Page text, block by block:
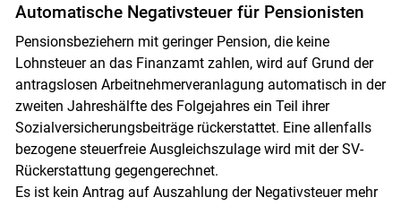
Automatische Negativsteuer für Pensionisten
Pensionsbeziehern mit geringer Pension, die keine
Lohnsteuer an das Finanzamt zahlen, wird auf Grund der
antragslosen Arbeitnehmerveranlagung automatisch in der
zweiten Jahreshälfte des Folgejahres ein Teil ihrer
Sozialversicherungsbeiträge rückerstattet. Eine allenfalls
bezogene steuerfreie Ausgleichszulage wird mit der SV-
Rückerstattung gegengerechnet.
Es ist kein Antrag auf Auszahlung der Negativsteuer mehr